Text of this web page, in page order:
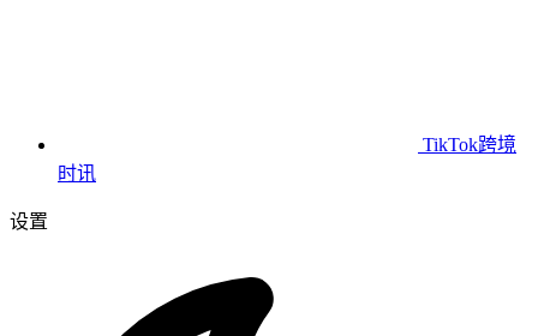
TikTok跨境
时讯
设置